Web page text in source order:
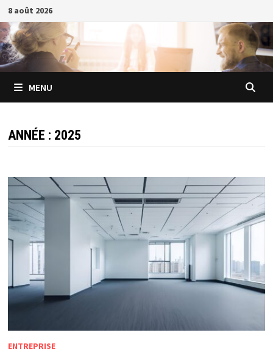
Passer
au
contenu
8 août 2026
MENU
ANNÉE : 2025
ENTREPRISE